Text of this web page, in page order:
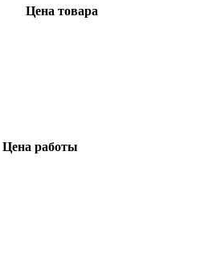
Цена товара
Цена работы